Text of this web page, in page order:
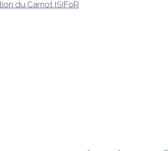
du Carnot ISIFoR